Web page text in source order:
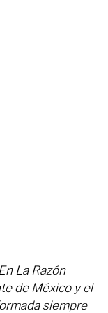
La Razón
de México y el
siempre